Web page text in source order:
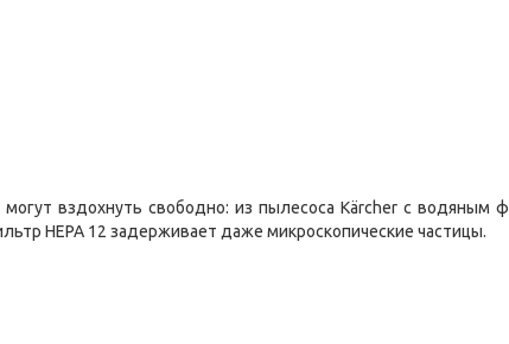
вздохнуть свободно: из пылесоса Kärcher с водяным
HEPA 12 задерживает даже микроскопические частицы.